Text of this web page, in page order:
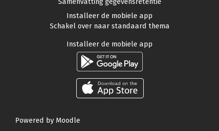
Installeer de mobiele app
Schakel over naar standaard thema
Installeer de mobiele app
Powered by Moodle